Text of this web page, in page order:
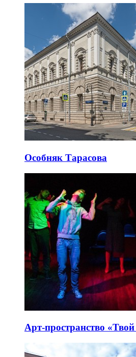
Особняк Тарасова
Арт-пространство «Твой